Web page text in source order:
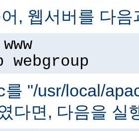
, 웹서버를 다
webgroup
를 "/usr/local/
다면, 다음을 실